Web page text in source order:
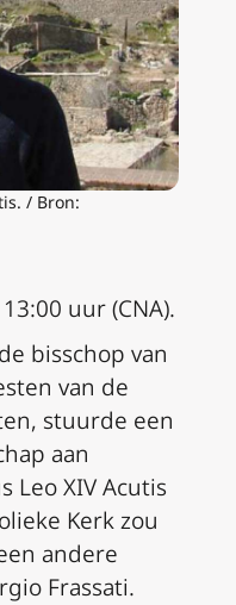
/ Bron:
uur (CNA).
bisschop van
van de
stuurde een
aan
Leo XIV Acutis
Kerk zou
andere
Frassati.